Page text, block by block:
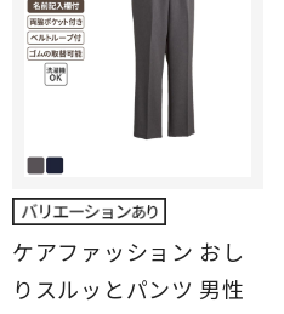
ケアファッション おし
りスルッとパンツ 男性